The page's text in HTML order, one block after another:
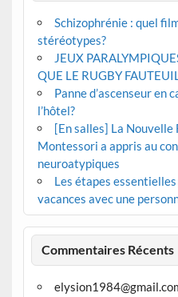
Schizophrénie : quel
stéréotypes?
JEUX
QUE LE RUGBY
Panne d’ascenseur en
l’hôtel?
[En salles] La Nouvelle
Montessori a appris au
neuroatypiques
Les étapes
vacances avec une
Commentaires Récents